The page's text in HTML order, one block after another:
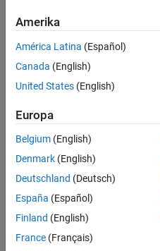
The standard folder structure
System object™, a
src folder,
Create a device driver project
Amerika
América Latina (Español)
Canada (English)
United States (English)
Europa
Belgium (English)
Denmark (English)
Deutschland (Deutsch)
España (Español)
Finland (English)
France (Français)